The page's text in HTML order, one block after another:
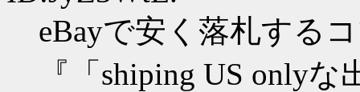
eBayで安く落札する
『「shiping US only